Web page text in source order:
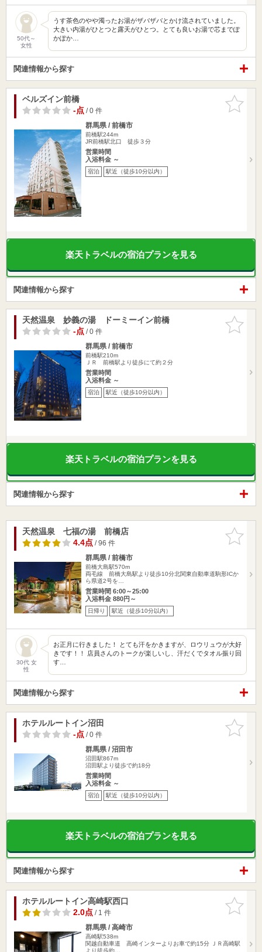
50代～
女性
うす茶色のやや濁ったお湯がザバザバとかけ流されていました。
大きい内湯がひとつと露天がひとつ。とても良いお湯で芯までぽ
かぽか…
関連情報から探す
お気に入
りに追加
ベルズイン前橋
-点/ 0 件
群馬県 / 前橋市
前橋駅244m
JR前橋駅北口 徒歩３分
営業時間
入浴料金 ～
宿泊 駅近（徒歩10分以内）
楽天トラベルの宿泊プランを見る
関連情報から探す
お気に入
りに追加
天然温泉 妙義の湯 ドーミーイン前橋
-点/ 0 件
群馬県 / 前橋市
前橋駅210m
ＪＲ 前橋駅より徒歩にて約２分
営業時間
入浴料金 ～
宿泊 駅近（徒歩10分以内）
楽天トラベルの宿泊プランを見る
関連情報から探す
お気に入
りに追加
天然温泉 七福の湯 前橋店
4.4点/ 96 件
群馬県 / 前橋市
前橋大島駅570m
両毛線 前橋大島駅より徒歩10分北関東自動車道駒形ICか
ら県道2号を…
営業時間 6:00～25:00
入浴料金 880円～
日帰り 駅近（徒歩10分以内）
30代 女
性
お正月に行きました！ とても汗をかきますが、ロウリュウが大好
きです！！ 店員さんのトークが楽しいし、汗だくでタオル振り回
す…
関連情報から探す
お気に入
りに追加
ホテルルートイン沼田
-点/ 0 件
群馬県 / 沼田市
沼田駅867m
沼田駅より徒歩で約18分
営業時間
入浴料金 ～
宿泊 駅近（徒歩10分以内）
楽天トラベルの宿泊プランを見る
関連情報から探す
お気に入
りに追加
ホテルルートイン高崎駅西口
2.0点/ 1 件
群馬県 / 高崎市
高崎駅538m
関越自動車道 高崎インターよりお車で約15分 ＪＲ高崎駅
より徒歩約…